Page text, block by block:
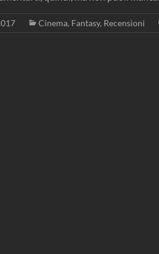
Cinema, Fantasy, Recensioni